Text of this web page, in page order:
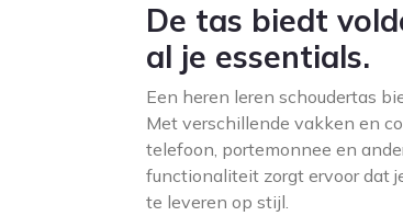
De tas biedt
al je essentials.
Een heren leren schoudertas
Met verschillende vakken en
telefoon, portemonnee en
functionaliteit zorgt ervoor dat
te leveren op stijl.